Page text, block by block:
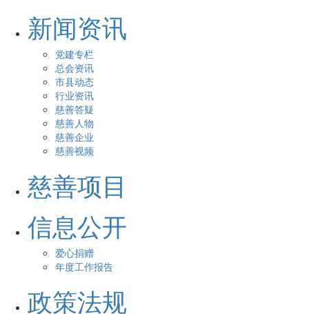
新闻资讯
党建专栏
总会资讯
市县动态
行业资讯
慈善答疑
慈善人物
慈善企业
慈善视频
慈善项目
信息公开
爱心捐赠
年度工作报告
政策法规